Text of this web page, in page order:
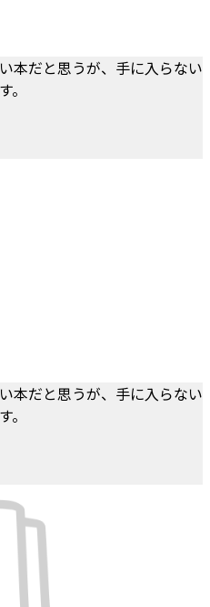
本だと思うが、手に入らない
本だと思うが、手に入らない